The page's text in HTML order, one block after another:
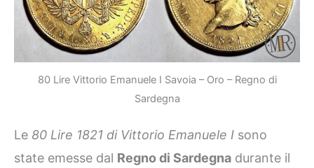
80 Lire Vittorio Emanuele I Savoia – Oro – Regno di
Sardegna
Le 80 Lire 1821 di Vittorio Emanuele I sono
state emesse dal Regno di Sardegna durante il